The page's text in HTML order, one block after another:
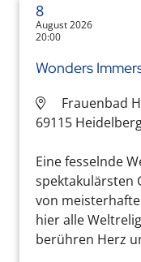
8
August 2026
20:00
Wonders
Frauenbad
69115
Eine fesselnde
spektakulärsten
von
hier alle
berühren Herz